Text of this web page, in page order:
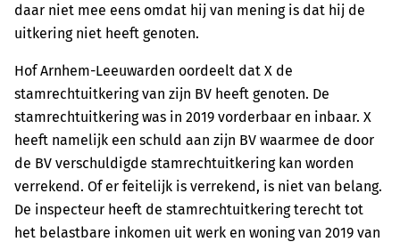
daar niet mee eens omdat hij van mening is dat hij de
uitkering niet heeft genoten.
Hof Arnhem-Leeuwarden oordeelt dat X de
stamrechtuitkering van zijn BV heeft genoten. De
stamrechtuitkering was in 2019 vorderbaar en inbaar. X
heeft namelijk een schuld aan zijn BV waarmee de door
de BV verschuldigde stamrechtuitkering kan worden
verrekend. Of er feitelijk is verrekend, is niet van belang.
De inspecteur heeft de stamrechtuitkering terecht tot
het belastbare inkomen uit werk en woning van 2019 van